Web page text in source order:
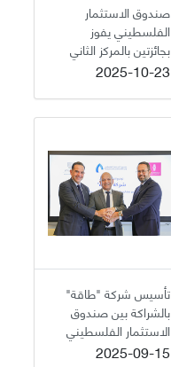
صندوق الاستثمار
الفلسطيني يفوز
بجائزتين بالمركز الثاني
ضمن الجائزة العربية
والاستدامة للعام 2025
2025-10-23
تأسيس شركة "طاقة"
بالشراكة بين صندوق
الاستثمار الفلسطيني
والشركة العربية
2025-09-15